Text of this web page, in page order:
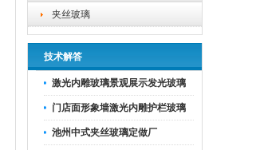
夹丝玻璃
技术解答
激光内雕玻璃景观展示发光玻璃
门店面形象墙激光内雕护栏玻璃
池州中式夹丝玻璃定做厂